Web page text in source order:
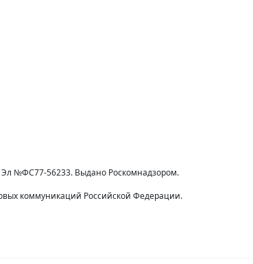
Эл №ФС77-56233. Выдано Роскомнадзором.
коммуникаций Российской Федерации.